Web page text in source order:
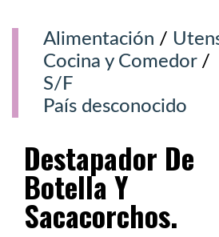
Alimentación /
Cocina y Comedor/
S/F
País desconocido
Destapador De
Botella Y
Sacacorchos.